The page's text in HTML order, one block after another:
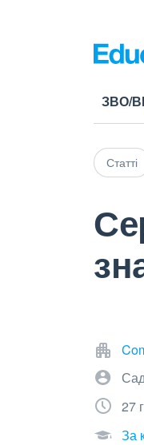
ЗВО/
Статті
27
За